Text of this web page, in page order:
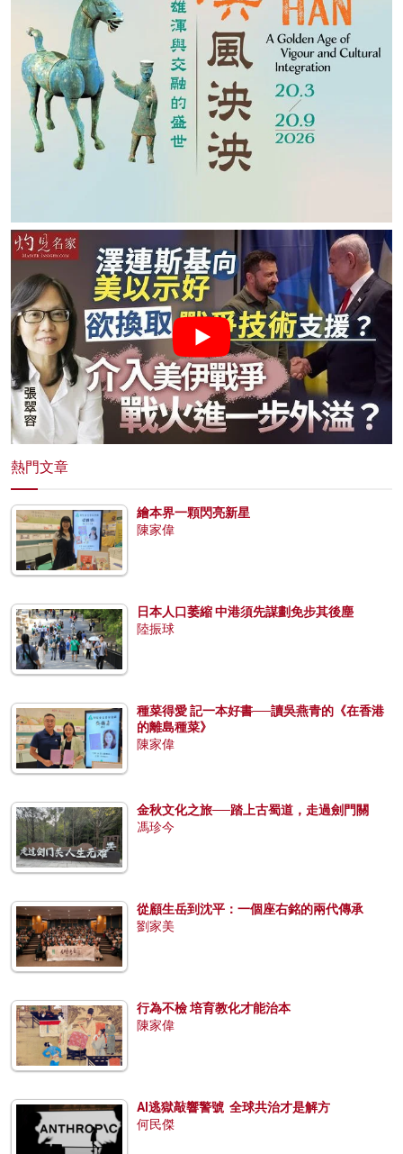
熱門文章
繪本界一顆閃亮新星
陳家偉
日本人口萎縮 中港須先謀劃免步其後塵
陸振球
種菜得愛 記一本好書──讀吳燕青的《在香港
的離島種菜》
陳家偉
金秋文化之旅──踏上古蜀道，走過劍門關
馮珍今
從顧生岳到沈平：一個座右銘的兩代傳承
劉家美
行為不檢 培育教化才能治本
陳家偉
AI逃獄敲響警號 全球共治才是解方
何民傑